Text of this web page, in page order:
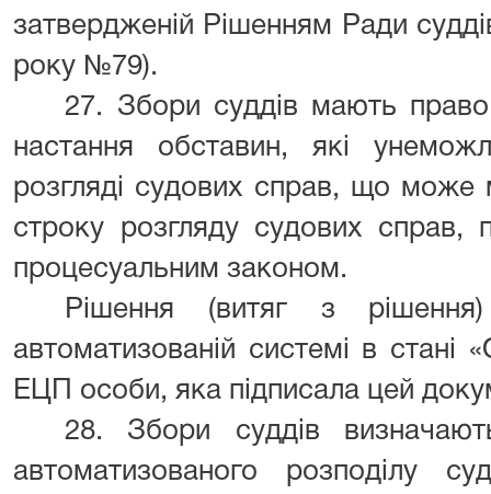
затвердженій Рішенням Ради
року №79).
27. Збори суддів мають
настання обставин, які
розгляді судових справ, що може
строку розгляду судових справ,
процесуальним законом.
Рішення (витяг з
автоматизованій системі в стані
ЕЦП особи, яка підписала цей
28. Збори суддів
автоматизованого розподілу